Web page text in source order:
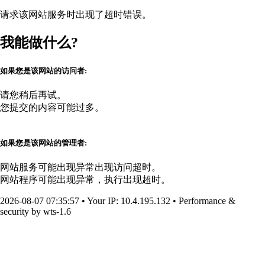
请求该网站服务时出现了超时错误。
我能做什么?
如果您是该网站的访问者:
请您稍后再试。
您提交的内容可能过多。
如果您是该网站的管理者:
网站服务可能出现异常出现访问超时。
网站程序可能出现异常，执行出现超时。
2026-08-07 07:35:57 • Your IP: 10.4.195.132 • Performance &
security by wts-1.6